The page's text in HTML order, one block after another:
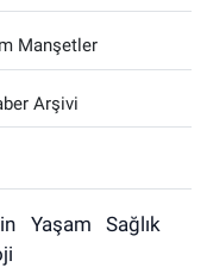
Manşetler
Arşivi
Yaşam
Sağlık